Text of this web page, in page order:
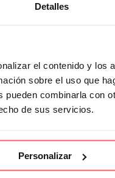
Detalles
el contenido y los
sobre el uso que
combinarla con
de sus servicios.
Personalizar